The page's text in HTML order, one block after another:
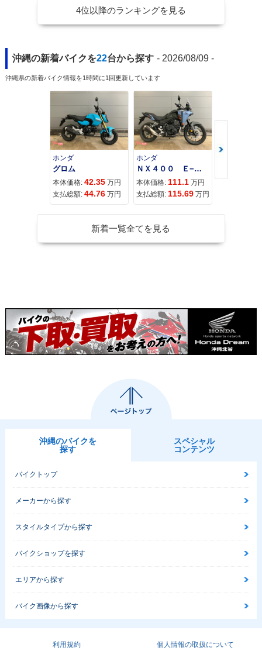
4位以降のランキングを見る
沖縄の新着バイクを22台から探す - 2026/08/09 -
沖縄県の新着バイク情報を1時間に1回更新しています
ホンダ
グロム
本体価格: 42.35 万円
支払総額: 44.76 万円
ホンダ
ＮＸ４００ Ｅ−Ｃｌｕｔｃｈ
本体価格: 111.1 万円
支払総額: 115.69 万円
新着一覧全てを見る
沖縄のバイクを
探す
スペシャル
コンテンツ
バイクトップ
メーカーから探す
スタイルタイプから探す
バイクショップを探す
エリアから探す
バイク画像から探す
利用規約 個人情報の取扱について